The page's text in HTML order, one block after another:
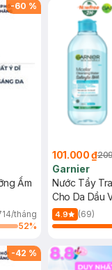
-60 %
Ẩm
tháng
52%
101.000 ₫
Garnier
Nước Tẩy
Cho Da Dầu
(Mới)
4.9 (69)
-42 %